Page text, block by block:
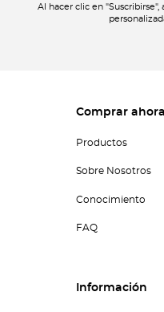
Al hacer clic en
Comprar ahora
Productos
Sobre Nosotros
Conocimiento
FAQ
Información